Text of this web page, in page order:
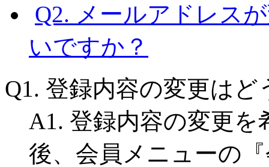
Q2. メールアドレス
いですか？
Q1. 登録内容の変更は
A1. 登録内容の変更
後、会員メニューの